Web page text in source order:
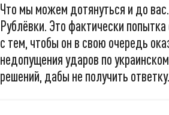
Что мы можем дотянуться и до
Рублёвки. Это фактически
с тем, чтобы он в свою очередь
недопущения ударов по
решений, дабы не получить ответку.